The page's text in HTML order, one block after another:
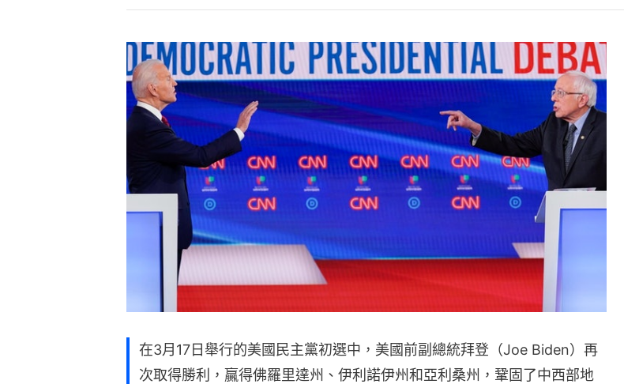
在3月17日舉行的美國民主黨初選中，美國前副總統拜登（Joe Biden）再
次取得勝利，贏得佛羅里達州、伊利諾伊州和亞利桑州，鞏固了中西部地